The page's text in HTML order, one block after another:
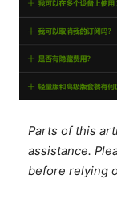
Parts of this
assistance.
before relying